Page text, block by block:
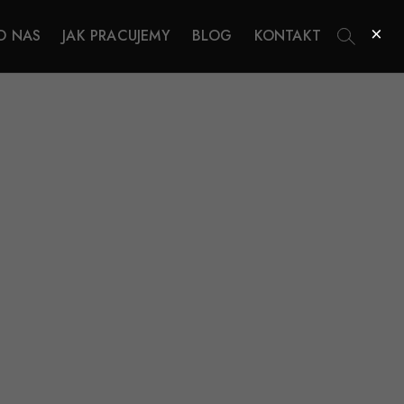
NAS JAK PRACUJEMY BLOG KONTAKT ×